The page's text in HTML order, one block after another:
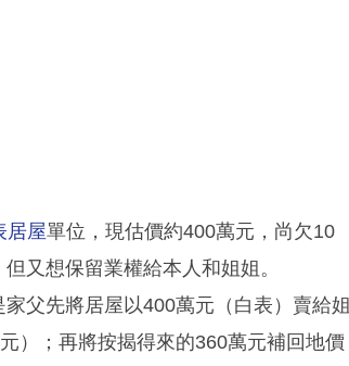
居屋單位，現估價約400萬元，尚欠10
又想保留業權給本人和姐姐。
父先將居屋以400萬元（白表）賣給姐
）；再將按揭得來的360萬元補回地價